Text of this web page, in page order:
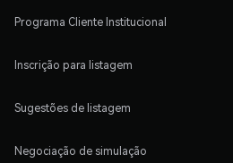
Programa Cliente Institucional
Inscrição para listagem
Sugestões de listagem
Negociação de simulação